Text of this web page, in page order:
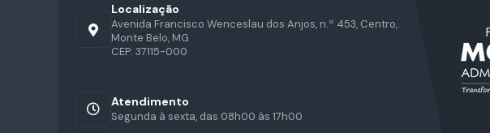
Localização
Avenida Francisco Wenceslau dos Anjos, n.º 453, Centro,
Monte Belo, MG
CEP: 37115-000
Atendimento
Segunda à sexta, das 08h00 às 17h00